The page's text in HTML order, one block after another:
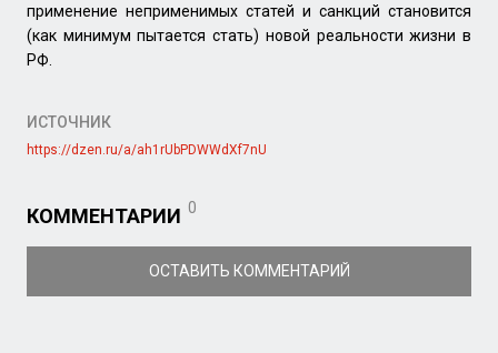
применение неприменимых статей и санкций становится
(как минимум пытается стать) новой реальности жизни в
РФ.
ИСТОЧНИК
https://dzen.ru/a/ah1rUbPDWWdXf7nU
КОММЕНТАРИИ 0
ОСТАВИТЬ КОММЕНТАРИЙ